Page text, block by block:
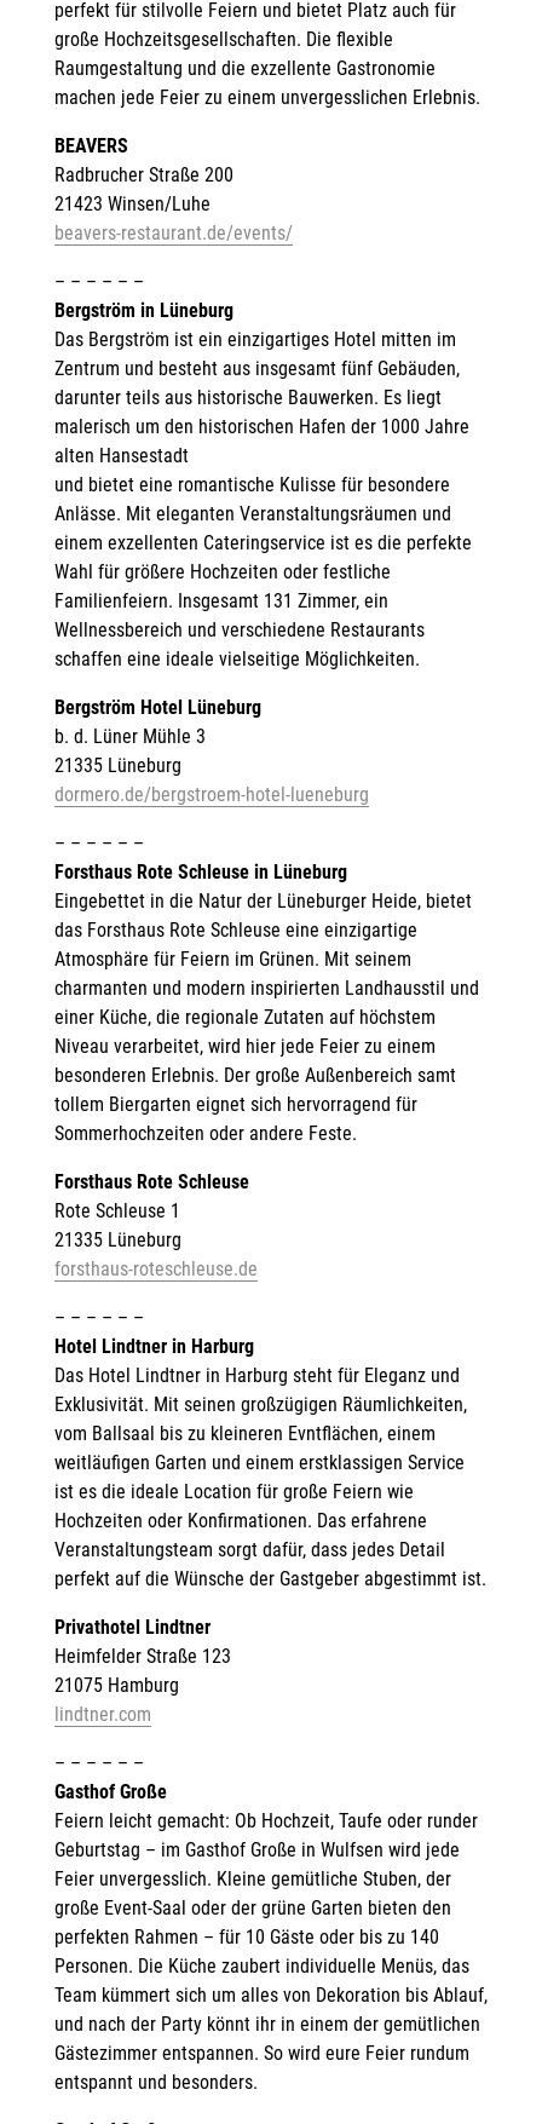
perfekt für stilvolle Feiern und bietet Platz auch für
große Hochzeitsgesellschaften. Die flexible
Raumgestaltung und die exzellente Gastronomie
machen jede Feier zu einem unvergesslichen Erlebnis.
BEAVERS
Radbrucher Straße 200
21423 Winsen/Luhe
beavers-restaurant.de/events/
– – – – – –
Bergström in Lüneburg
Das Bergström ist ein einzigartiges Hotel mitten im
Zentrum und besteht aus insgesamt fünf Gebäuden,
darunter teils aus historische Bauwerken. Es liegt
malerisch um den historischen Hafen der 1000 Jahre
alten Hansestadt
und bietet eine romantische Kulisse für besondere
Anlässe. Mit eleganten Veranstaltungsräumen und
einem exzellenten Cateringservice ist es die perfekte
Wahl für größere Hochzeiten oder festliche
Familienfeiern. Insgesamt 131 Zimmer, ein
Wellnessbereich und verschiedene Restaurants
schaffen eine ideale vielseitige Möglichkeiten.
Bergström Hotel Lüneburg
b. d. Lüner Mühle 3
21335 Lüneburg
dormero.de/bergstroem-hotel-lueneburg
– – – – – –
Forsthaus Rote Schleuse in Lüneburg
Eingebettet in die Natur der Lüneburger Heide, bietet
das Forsthaus Rote Schleuse eine einzigartige
Atmosphäre für Feiern im Grünen. Mit seinem
charmanten und modern inspirierten Landhausstil und
einer Küche, die regionale Zutaten auf höchstem
Niveau verarbeitet, wird hier jede Feier zu einem
besonderen Erlebnis. Der große Außenbereich samt
tollem Biergarten eignet sich hervorragend für
Sommerhochzeiten oder andere Feste.
Forsthaus Rote Schleuse
Rote Schleuse 1
21335 Lüneburg
forsthaus-roteschleuse.de
– – – – – –
Hotel Lindtner in Harburg
Das Hotel Lindtner in Harburg steht für Eleganz und
Exklusivität. Mit seinen großzügigen Räumlichkeiten,
vom Ballsaal bis zu kleineren Evntflächen, einem
weitläufigen Garten und einem erstklassigen Service
ist es die ideale Location für große Feiern wie
Hochzeiten oder Konfirmationen. Das erfahrene
Veranstaltungsteam sorgt dafür, dass jedes Detail
perfekt auf die Wünsche der Gastgeber abgestimmt ist.
Privathotel Lindtner
Heimfelder Straße 123
21075 Hamburg
lindtner.com
– – – – – –
Gasthof Große
Feiern leicht gemacht: Ob Hochzeit, Taufe oder runder
Geburtstag – im Gasthof Große in Wulfsen wird jede
Feier unvergesslich. Kleine gemütliche Stuben, der
große Event-Saal oder der grüne Garten bieten den
perfekten Rahmen – für 10 Gäste oder bis zu 140
Personen. Die Küche zaubert individuelle Menüs, das
Team kümmert sich um alles von Dekoration bis Ablauf,
und nach der Party könnt ihr in einem der gemütlichen
Gästezimmer entspannen. So wird eure Feier rundum
entspannt und besonders.